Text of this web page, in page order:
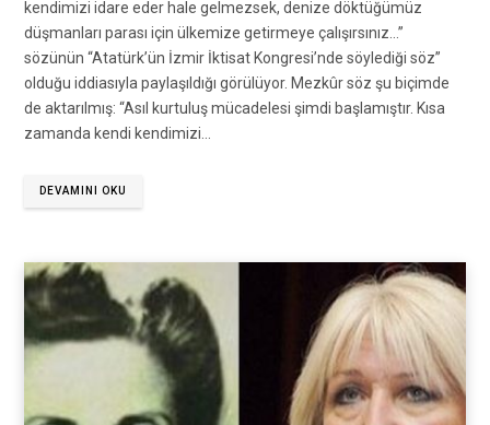
kendimizi idare eder hale gelmezsek, denize döktüğümüz
düşmanları parası için ülkemize getirmeye çalışırsınız…”
sözünün “Atatürk’ün İzmir İktisat Kongresi’nde söylediği söz”
olduğu iddiasıyla paylaşıldığı görülüyor. Mezkûr söz şu biçimde
de aktarılmış: “Asıl kurtuluş mücadelesi şimdi başlamıştır. Kısa
zamanda kendi kendimizi…
DEVAMINI OKU